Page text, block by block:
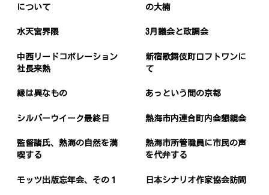
について
の大楠
水天宮界隈 3月議会と政調会
中西リードコポレーション
社長来熱
新宿歌舞伎町ロフトワンに
て
縁は異なもの あっという間の京都
シルバーウイーク最終日 熱海市内連合町内会懇親会
監督諸氏、熱海の自然を満
喫する
熱海市所管職員に市民の声
を代弁する
モッツ出版忘年会、その１ 日本シナリオ作家協会訪問